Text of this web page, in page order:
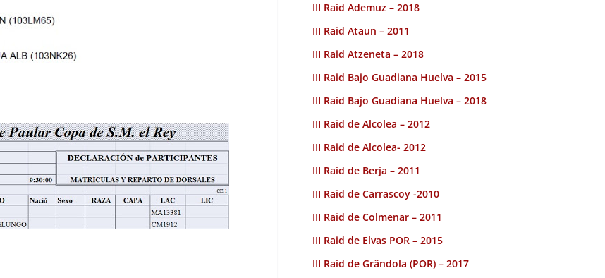
III Raid Ademuz – 2018
III Raid Ataun – 2011
III Raid Atzeneta – 2018
III Raid Bajo Guadiana Huelva – 2015
III Raid Bajo Guadiana Huelva – 2018
III Raid de Alcolea – 2012
III Raid de Alcolea- 2012
III Raid de Berja – 2011
III Raid de Carrascoy -2010
III Raid de Colmenar – 2011
III Raid de Elvas POR – 2015
III Raid de Grândola (POR) – 2017